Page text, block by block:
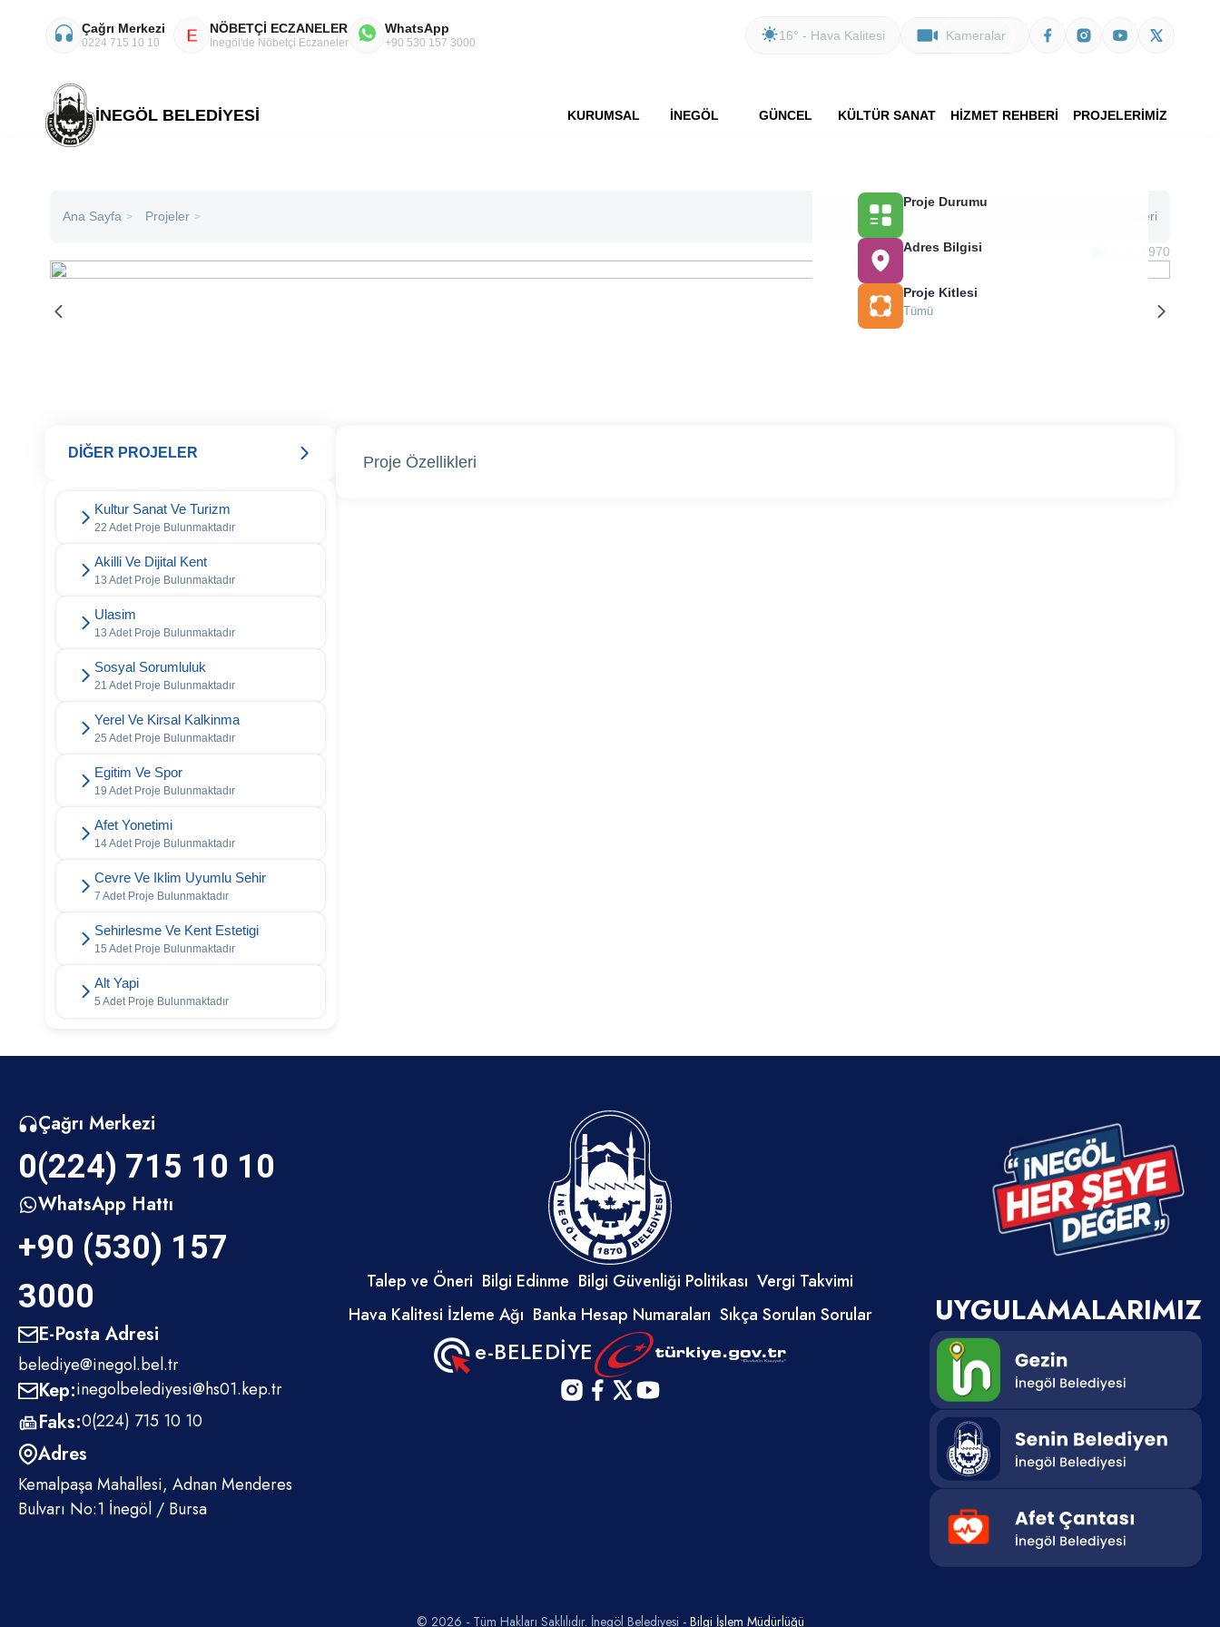
Çağrı Merkezi
0224 715 10 10 E NÖBETÇİ ECZANELER
İnegöl'de Nöbetçi Eczaneler
WhatsApp
+90 530 157 3000
16° - Hava Kalitesi Kameralar
İNEGÖL BELEDİYESİ KURUMSAL İNEGÖL GÜNCEL KÜLTÜR SANAT HİZMET REHBERİ PROJELERİMİZ
Ana Sayfa > Projeler > Geri
01.01.1970
Proje Durumu
Adres Bilgisi
Proje Kitlesi
Tümü
DİĞER PROJELER
Kultur Sanat Ve Turizm
22 Adet Proje Bulunmaktadır
Akilli Ve Dijital Kent
13 Adet Proje Bulunmaktadır
Ulasim
13 Adet Proje Bulunmaktadır
Sosyal Sorumluluk
21 Adet Proje Bulunmaktadır
Yerel Ve Kirsal Kalkinma
25 Adet Proje Bulunmaktadır
Egitim Ve Spor
19 Adet Proje Bulunmaktadır
Afet Yonetimi
14 Adet Proje Bulunmaktadır
Cevre Ve Iklim Uyumlu Sehir
7 Adet Proje Bulunmaktadır
Sehirlesme Ve Kent Estetigi
15 Adet Proje Bulunmaktadır
Alt Yapi
5 Adet Proje Bulunmaktadır
Proje Özellikleri
Çağrı Merkezi
0(224) 715 10 10
WhatsApp Hattı
+90 (530) 157
3000
E-Posta Adresi
belediye@inegol.bel.tr
Kep:inegolbelediyesi@hs01.kep.tr
Faks:0(224) 715 10 10
Adres
Kemalpaşa Mahallesi, Adnan Menderes
Bulvarı No:1 İnegöl / Bursa
Talep ve Öneri Bilgi Edinme Bilgi Güvenliği Politikası Vergi Takvimi
Hava Kalitesi İzleme Ağı Banka Hesap Numaraları Sıkça Sorulan Sorular
e-BELEDİYE
UYGULAMALARIMIZ
© 2026 - Tüm Hakları Saklılıdır. İnegöl Belediyesi - Bilgi İşlem Müdürlüğü